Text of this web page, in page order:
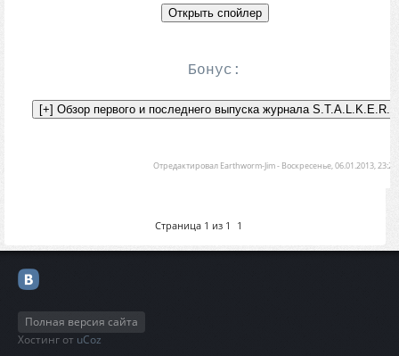
Бонус:
Отредактировал Earthworm-Jim- Воскресенье, 06.01.2013, 23:24
Страница 1 из 1 1
Полная версия сайта
Хостинг от uCoz